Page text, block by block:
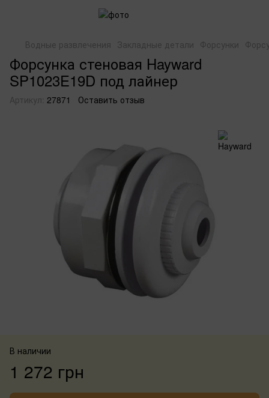
Водные развлечения Закладные детали Форсунки
Форсунка стеновая Hayward
SP1023E19D под лайнер
Артикул: 27871 Оставить отзыв
В наличии
1 272 грн